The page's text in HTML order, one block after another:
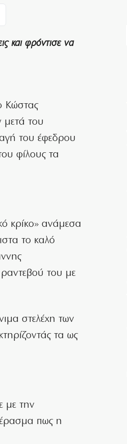
και φρόντισε να
Κώστας
μετά του
του έφεδρου
φίλους τα
κρίκο» ανάμεσα
το καλό
του με
στελέχη των
τα ως
με την
πως η